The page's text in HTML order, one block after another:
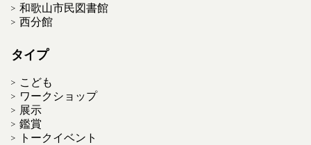
和歌山市民図書館
西分館
タイプ
こども
ワークショップ
展示
鑑賞
トークイベント